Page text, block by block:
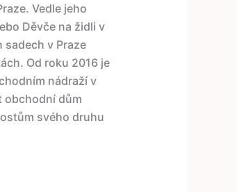
Vedle jeho
Děvče na židli v
v Praze
Od roku 2016 je
nádraží v
obchodní dům
svého druhu